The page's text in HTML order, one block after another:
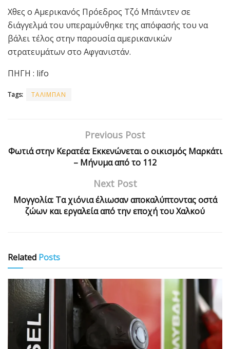
Χθες ο Αμερικανός Πρόεδρος Τζό Μπάιντεν σε
διάγγελμά του υπεραμύνθηκε της απόφασής του να
βάλει τέλος στην παρουσία αμερικανικών
στρατευμάτων στο Αφγανιστάν.
ΠΗΓΗ : lifo
Tags: ΤΑΛΙΜΠΑΝ
Previous Post
Φωτιά στην Κερατέα: Εκκενώνεται ο οικισμός Μαρκάτι
– Μήνυμα από το 112
Next Post
Μογγολία: Τα χιόνια έλιωσαν αποκαλύπτοντας οστά
ζώων και εργαλεία από την εποχή του Χαλκού
Related Posts